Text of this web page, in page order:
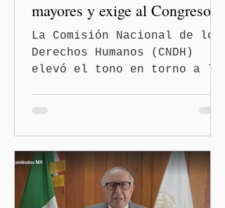
mayores y exige al Congreso
frenar discursos
discriminatorios
La Comisión Nacional de los
Derechos Humanos (CNDH)
elevó el tono en torno a la
Bojalil y Elvia Graciela
"Grace" Palomares Ramírez,
al considerar que los
comentarios que emitieron
en el podcast "DesCasadas"